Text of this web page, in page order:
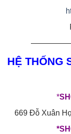
HỆ THỐNG
*
669 Đỗ Xuân